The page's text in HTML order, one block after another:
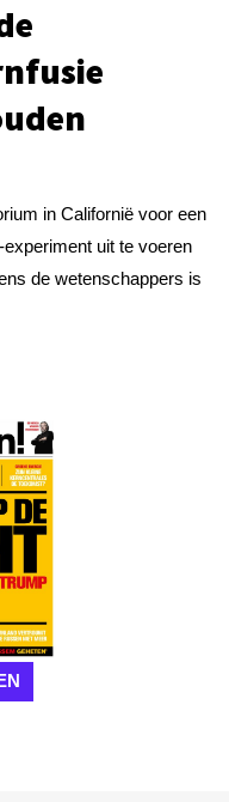
in Californië voor een
uit te voeren
de wetenschappers is